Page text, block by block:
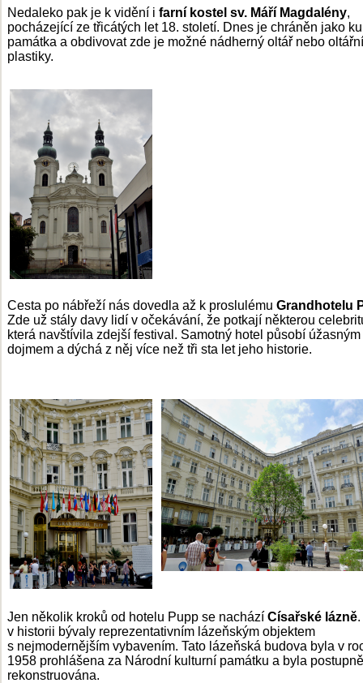
Nedaleko pak je k vidění i farní kostel sv. Máří Magdalény,
pocházející ze třicátých let 18. století. Dnes je chráněn jako
památka a obdivovat zde je možné nádherný oltář nebo oltářní
plastiky.
Cesta po nábřeží nás dovedla až k proslulému Grandhotelu
Zde už stály davy lidí v očekávání, že potkají některou
která navštívila zdejší festival. Samotný hotel působí úžasným
dojmem a dýchá z něj více než tři sta let jeho historie.
Jen několik kroků od hotelu Pupp se nachází Císařské lázně
v historii bývaly reprezentativním lázeňským objektem
s nejmodernějším vybavením. Tato lázeňská budova byla v
1958 prohlášena za Národní kulturní památku a byla postupně
rekonstruována.